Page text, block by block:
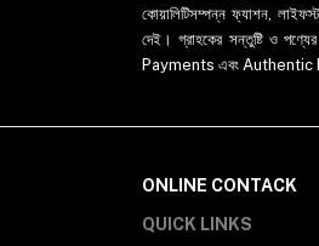
কোয়ালিটিসম্পন্ন ফ্যাশন,
দেই। গ্রাহকের সন্তুষ্টি ও
Payments এবং Authentic
ONLINE CONTACK
QUICK LINKS